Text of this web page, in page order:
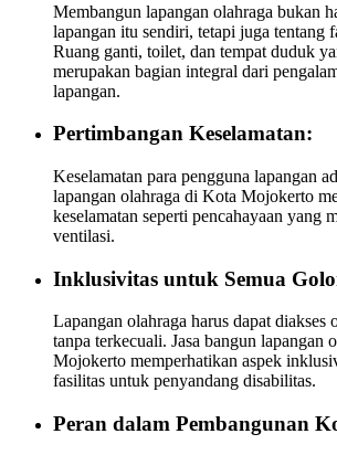
Membangun lapangan olahraga bukan
lapangan itu sendiri, tetapi juga tentang
Ruang ganti, toilet, dan tempat duduk
merupakan bagian integral dari
lapangan.
Pertimbangan Keselamatan:
Keselamatan para pengguna lapangan
lapangan olahraga di Kota Mojokerto
keselamatan seperti pencahayaan yang
ventilasi.
Inklusivitas untuk Semua
Lapangan olahraga harus dapat diakses
tanpa terkecuali. Jasa bangun lapangan
Mojokerto memperhatikan aspek
fasilitas untuk penyandang disabilitas.
Peran dalam Pembangunan